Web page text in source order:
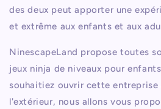
des deux peut apporter une
et extrême aux enfants et aux
NinescapeLand propose toutes
jeux ninja de niveaux pour
souhaitiez ouvrir cette entreprise
l'extérieur, nous allons vous